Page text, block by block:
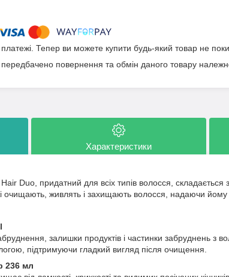
платежі. Тепер ви можете купити будь-який товар не
повернення та обмін даного товару
Характеристики
Duo, придатний для всіх типів волосся, складається
очищають, живлять і захищають волосся, надаючи йому
залишки продуктів і частинки забруднень з
підтримуючи гладкий вигляд після очищення.
236 мл